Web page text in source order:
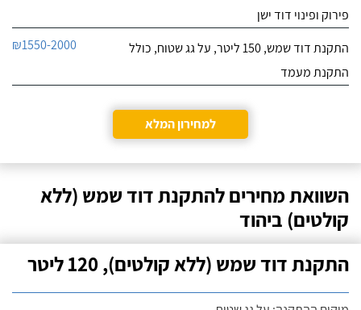
פירוק ופינוי דוד ישן
התקנת דוד שמש, 150 ליטר, על גג שטוח, כולל
התקנת מעמד
₪1550-2000
למחירון המלא
השוואת מחירים להתקנת דוד שמש (ללא
קולטים) ביהוד
התקנת דוד שמש (ללא קולטים), 120 ליטר